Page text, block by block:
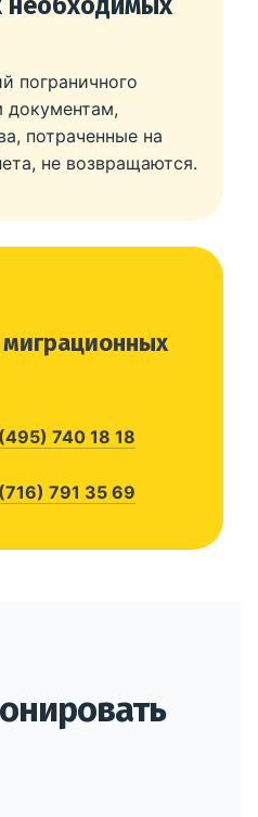
пограничного
документам,
потраченные на
не возвращаются.
740 18 18
791 35 69